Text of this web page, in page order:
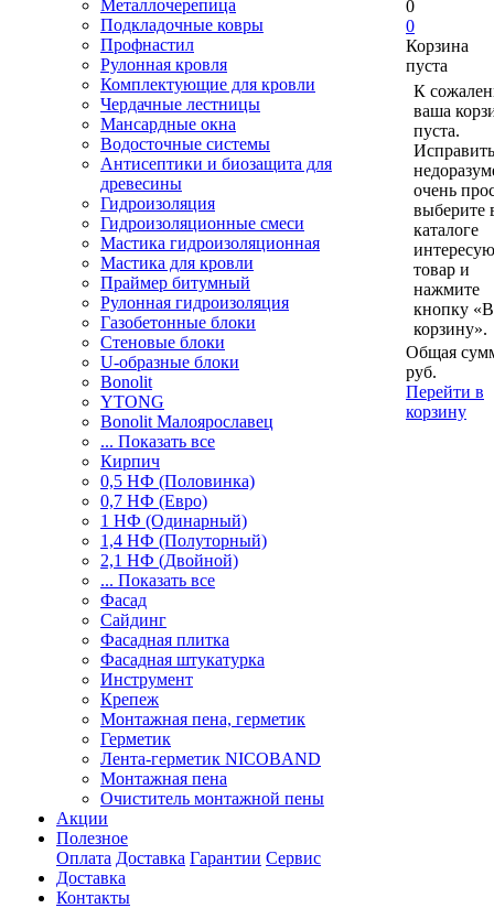
Металлочерепица
Подкладочные ковры
Профнастил
Рулонная кровля
Комплектующие для кровли
Чердачные лестницы
Мансардные окна
Водосточные системы
Антисептики и биозащита для
древесины
Гидроизоляция
Гидроизоляционные смеси
Мастика гидроизоляционная
Мастика для кровли
Праймер битумный
Рулонная гидроизоляция
Газобетонные блоки
Стеновые блоки
U-образные блоки
Bonolit
YTONG
Bonolit Малоярославец
... Показать все
Кирпич
0,5 НФ (Половинка)
0,7 НФ (Евро)
1 НФ (Одинарный)
1,4 НФ (Полуторный)
2,1 НФ (Двойной)
... Показать все
Фасад
Сайдинг
Фасадная плитка
Фасадная штукатурка
Инструмент
Крепеж
Монтажная пена, герметик
Герметик
Лента-герметик NICOBAND
Монтажная пена
Очиститель монтажной пены
Акции
Полезное
Оплата Доставка Гарантии Сервис
Доставка
Контакты
0
0
Корзина
пуста
К
ваша
пуста.
очень
выберите
каталоге
товар и
нажмите
кнопку «В
корзину».
Общая
руб.
Перейти в
корзину